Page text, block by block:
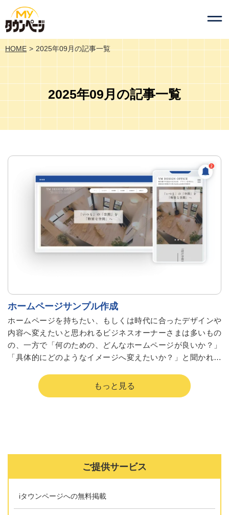
HOME 2025年09月の記事一覧
2025年09月の記事一覧
ホームページサンプル作成
ホームページを持ちたい、もしくは時代に合ったデザインや
内容へ変えたいと思われるビジネスオーナーさまは多いもの
の、一方で「何のための、どんなホームページが良いか？」
「具体的にどのようなイメージへ変えたいか？」と聞かれる
ホームページをよく見る時代になり、頭に何となくのイメー
スをご用意しました。
ご提供サービス
iタウンページへの無料掲載